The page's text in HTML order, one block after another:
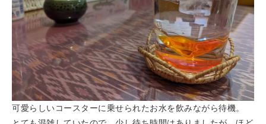
可愛らしいコースターに乗せられたお水を飲みながら待機。